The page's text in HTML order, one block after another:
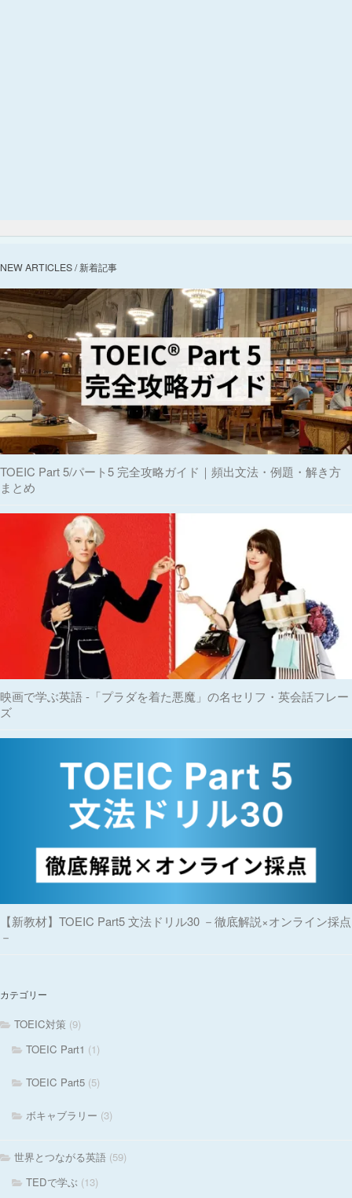
NEW ARTICLES / 新着記事
TOEIC Part 5/パート5 完全攻略ガイド｜頻出文法・例題・解き方
まとめ
映画で学ぶ英語 -「プラダを着た悪魔」の名セリフ・英会話フレー
ズ
【新教材】TOEIC Part5 文法ドリル30 －徹底解説×オンライン採点
－
カテゴリー
TOEIC対策 (9)
TOEIC Part1 (1)
TOEIC Part5 (5)
ボキャブラリー (3)
世界とつながる英語 (59)
TEDで学ぶ (13)